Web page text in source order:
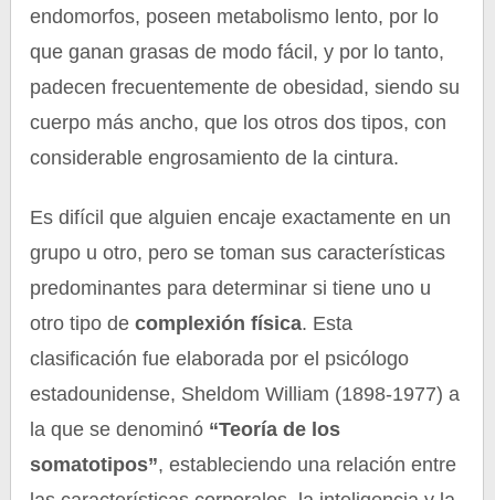
endomorfos, poseen metabolismo lento, por lo
que ganan grasas de modo fácil, y por lo tanto,
padecen frecuentemente de obesidad, siendo su
cuerpo más ancho, que los otros dos tipos, con
considerable engrosamiento de la cintura.
Es difícil que alguien encaje exactamente en un
grupo u otro, pero se toman sus características
predominantes para determinar si tiene uno u
otro tipo decomplexión física. Esta
clasificación fue elaborada por el psicólogo
estadounidense, Sheldom William (1898-1977) a
la que se denominó “Teoría de los
somatotipos”, estableciendo una relación entre